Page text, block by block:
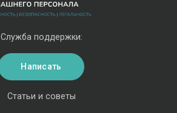
Статьи и советы
Служба поддержки:
Написать